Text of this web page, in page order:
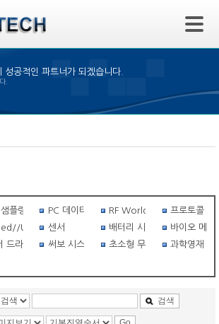
성공적인 파트너가 되겠습니다.
열쇠입니다.
플링스코프PC 데이터 로거 RF World
프로토콜 아
USB I/O센서 배터리 시스템
바이오 메탈
드라이버 써보 시스템 초소형 무선비행체과학영재 필
검색